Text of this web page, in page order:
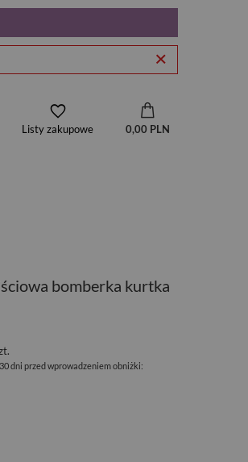
Listy zakupowe 0,00 PLN
bomberka kurtka
dni przed wprowadzeniem obniżki: